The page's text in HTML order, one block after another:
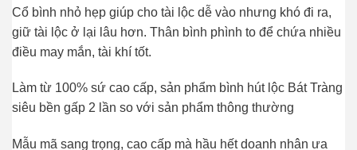
Cổ bình nhỏ hẹp giúp cho tài lộc dễ vào nhưng khó đi ra,
giữ tài lộc ở lại lâu hơn. Thân bình phình to để chứa nhiều
điều may mắn, tài khí tốt.
Làm từ 100% sứ cao cấp, sản phẩm bình hút lộc Bát Tràng
siêu bền gấp 2 lần so với sản phẩm thông thường
Mẫu mã sang trọng, cao cấp mà hầu hết doanh nhân ưa